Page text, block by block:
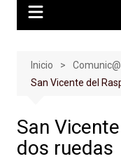
Inicio
San Vicente del
San
dos ruedas